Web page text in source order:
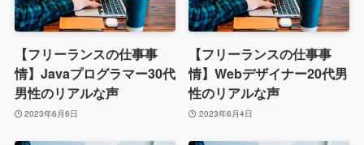
【フリーランスの仕事事
情】Javaプログラマー30代
男性のリアルな声
2023年6月6日
【フリーランスの仕事事
情】Webデザイナー20代男
性のリアルな声
2023年6月4日